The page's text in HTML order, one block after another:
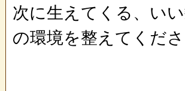
次に生えてくる、い
の環境を整えてくださ